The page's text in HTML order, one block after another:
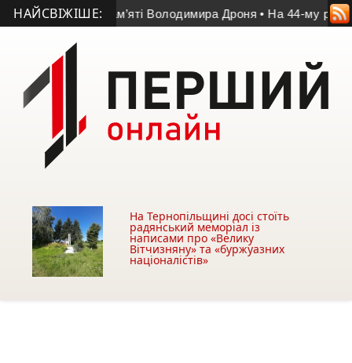
НАЙСВІЖІШЕ:
у матчі пам’яті Володимира Дроня • На 44-му році
На Тернопільщині досі стоїть
радянський меморіал із
написами про «Велику
Вітчизняну» та «буржуазних
націоналістів»